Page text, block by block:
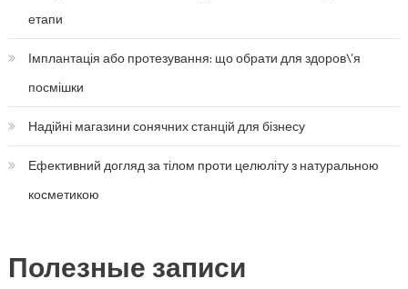
етапи
Імплантація або протезування: що обрати для здоров\’я
посмішки
Надійні магазини сонячних станцій для бізнесу
Ефективний догляд за тілом проти целюліту з натуральною
косметикою
Полезные записи